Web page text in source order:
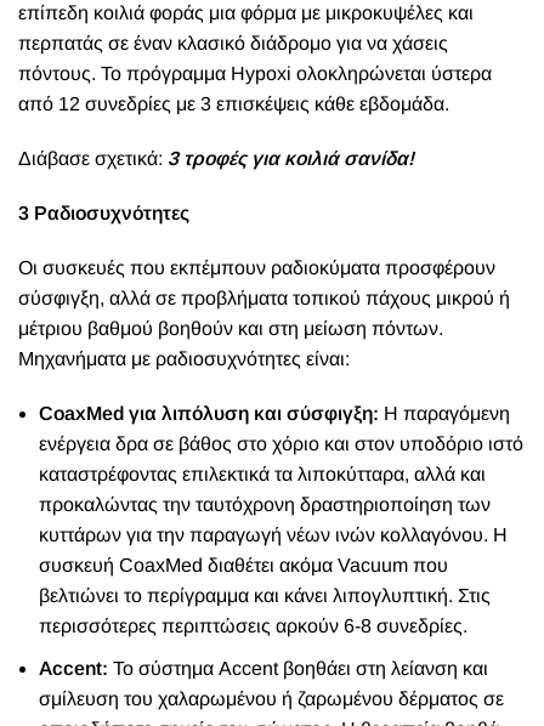
επίπεδη κοιλιά φοράς μια φόρμα με μικροκυψέλες και
περπατάς σε έναν κλασικό διάδρομο για να χάσεις
πόντους. Το πρόγραμμα Hypoxi ολοκληρώνεται ύστερα
από 12 συνεδρίες με 3 επισκέψεις κάθε εβδομάδα.
Διάβασε σχετικά: 3 τροφές για κοιλιά σανίδα!
3 Ραδιοσυχνότητες
Οι συσκευές που εκπέμπουν ραδιοκύματα προσφέρουν
σύσφιγξη, αλλά σε προβλήματα τοπικού πάχους μικρού ή
μέτριου βαθμού βοηθούν και στη μείωση πόντων.
Μηχανήματα με ραδιοσυχνότητες είναι:
CoaxMed για λιπόλυση και σύσφιγξη: Η παραγόμενη
ενέργεια δρα σε βάθος στο χόριο και στον υποδόριο ιστό
καταστρέφοντας επιλεκτικά τα λιποκύτταρα, αλλά και
προκαλώντας την ταυτόχρονη δραστηριοποίηση των
κυττάρων για την παραγωγή νέων ινών κολλαγόνου. Η
συσκευή CoaxMed διαθέτει ακόμα Vacuum που
βελτιώνει το περίγραμμα και κάνει λιπογλυπτική. Στις
περισσότερες περιπτώσεις αρκούν 6-8 συνεδρίες.
Accent: Το σύστημα Accent βοηθάει στη λείανση και
σμίλευση του χαλαρωμένου ή ζαρωμένου δέρματος σε